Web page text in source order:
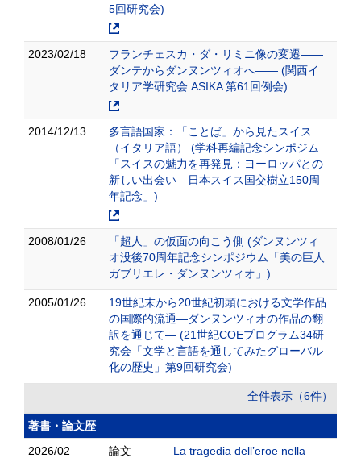
5回研究会)
2023/02/18
フランチェスカ・ダ・リミニ像の変遷――
ダンテからダンヌンツィオへ―― (関西イ
タリア学研究会 ASIKA 第61回例会)
2014/12/13
多言語国家：「ことば」から見たスイス
（イタリア語） (学科再編記念シンポジム
「スイスの魅力を再発見：ヨーロッパとの
新しい出会い 日本スイス国交樹立150周
年記念」)
2008/01/26
「超人」の仮面の向こう側 (ダンヌンツィ
オ没後70周年記念シンポジウム「美の巨人
ガブリエレ・ダンヌンツィオ」)
2005/01/26
19世紀末から20世紀初頭における文学作品
の国際的流通―ダンヌンツィオの作品の翻
訳を通じて― (21世紀COEプログラム34研
究会「文学と言語を通してみたグローバル
化の歴史」第9回研究会)
全件表示（6件）
著書・論文歴
2026/02
論文
La tragedia dell’eroe nella